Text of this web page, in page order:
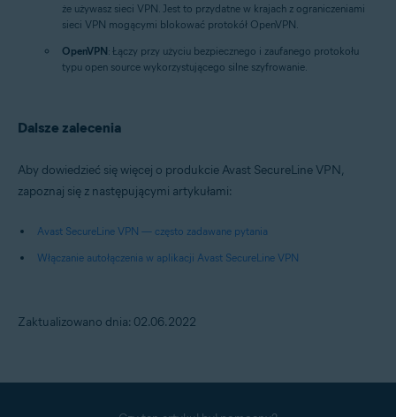
że używasz sieci VPN. Jest to przydatne w krajach z ograniczeniami
sieci VPN mogącymi blokować protokół OpenVPN.
OpenVPN: Łączy przy użyciu bezpiecznego i zaufanego protokołu
typu open source wykorzystującego silne szyfrowanie.
Dalsze zalecenia
Aby dowiedzieć się więcej o produkcie Avast SecureLine VPN,
zapoznaj się z następującymi artykułami:
Avast SecureLine VPN — często zadawane pytania
Włączanie autołączenia w aplikacji Avast SecureLine VPN
Zaktualizowano dnia: 02.06.2022